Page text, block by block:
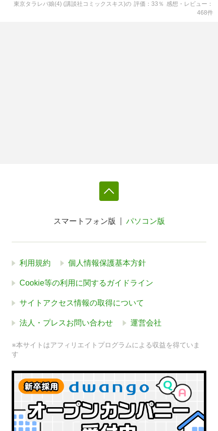
東京タラレバ娘(4) (講談社コミックスキス)の 評価 33 ％ 感想・レビュー
468件
スマートフォン版 パソコン版
利用規約 個人情報保護基本方針
Cookie等の利用に関するガイドライン
サイトアクセス情報の取得について
法人・プレスお問い合わせ 運営会社
※本サイトはアフィリエイトプログラムによる収益を得ていま
す